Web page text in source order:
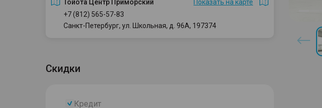
Тойота Центр Приморский
Показать на карте
+7 (812) 565-57-83
Санкт-Петербург, ул. Школьная, д. 96А, 197374
Скидки
Кредит